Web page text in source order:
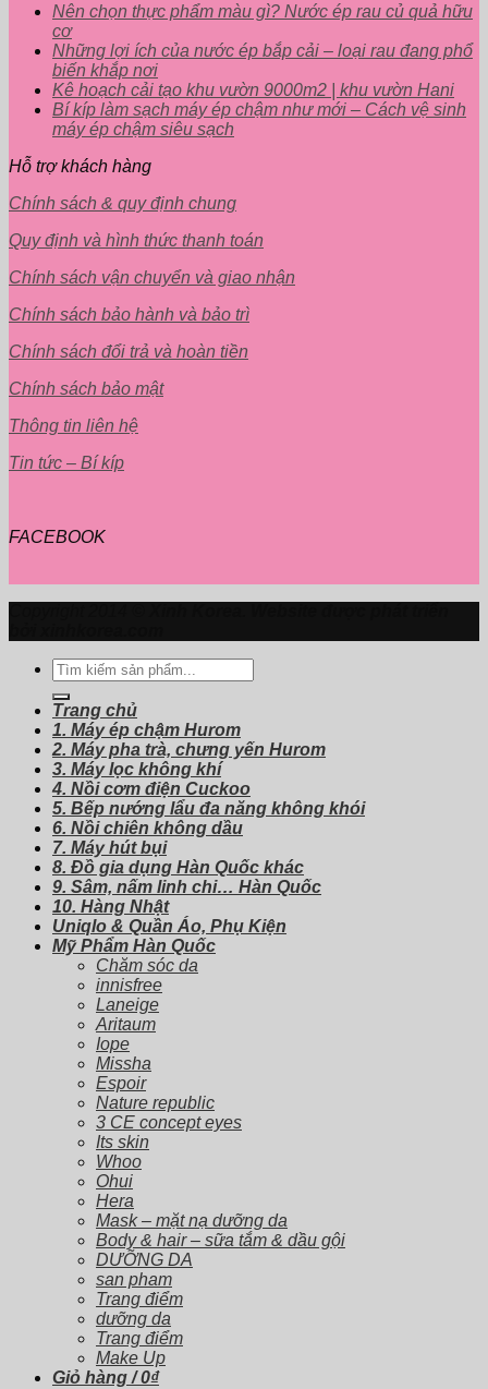
Nên chọn thực phẩm màu gì? Nước ép rau củ quả hữu
cơ
Những lợi ích của nước ép bắp cải – loại rau đang phổ
biến khắp nơi
Kê hoạch cải tạo khu vườn 9000m2 | khu vườn Hani
Bí kíp làm sạch máy ép chậm như mới – Cách vệ sinh
máy ép chậm siêu sạch
Hỗ trợ khách hàng
Chính sách & quy định chung
Quy định và hình thức thanh toán
Chính sách vận chuyển và giao nhận
Chính sách bảo hành và bảo trì
Chính sách đổi trả và hoàn tiền
Chính sách bảo mật
Thông tin liên hệ
Tin tức – Bí kíp
FACEBOOK
Tìm
kiếm:
Trang chủ
1. Máy ép chậm Hurom
2. Máy pha trà, chưng yến Hurom
3. Máy lọc không khí
4. Nồi cơm điện Cuckoo
5. Bếp nướng lẩu đa năng không khói
6. Nồi chiên không dầu
7. Máy hút bụi
8. Đồ gia dụng Hàn Quốc khác
9. Sâm, nấm linh chi… Hàn Quốc
10. Hàng Nhật
Uniqlo & Quần Áo, Phụ Kiện
Mỹ Phẩm Hàn Quốc
Chăm sóc da
innisfree
Laneige
Aritaum
Iope
Missha
Espoir
Nature republic
3 CE concept eyes
Its skin
Whoo
Ohui
Hera
Mask – mặt nạ dưỡng da
Body & hair – sữa tắm & dầu gội
DƯỠNG DA
san pham
Trang điểm
dưỡng da
Trang điểm
Make Up
Giỏ hàng /0₫